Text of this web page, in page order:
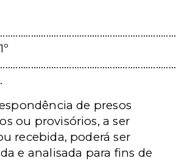
de presos
ou provisórios, a ser
recebida, poderá ser
e analisada para fins de